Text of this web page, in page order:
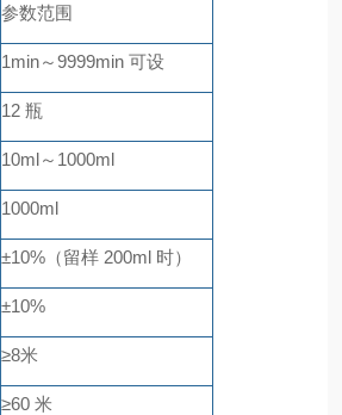
参数范围
1min～9999min 可设
12 瓶
10ml～1000ml
1000ml
±10%（留样 200ml 时）
±10%
≥8米
≥60 米